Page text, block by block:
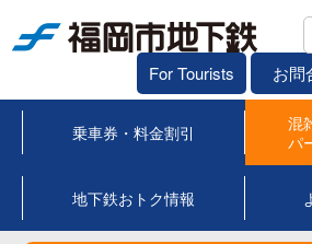
For Tourists お問
乗車券・料金割引
混
パ
地下鉄おトク情報